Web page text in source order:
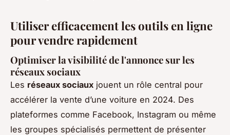
Utiliser efficacement les outils en ligne
pour vendre rapidement
Optimiser la visibilité de l'annonce sur les
réseaux sociaux
Les réseaux sociaux jouent un rôle central pour
accélérer la vente d’une voiture en 2024. Des
plateformes comme Facebook, Instagram ou même
les groupes spécialisés permettent de présenter